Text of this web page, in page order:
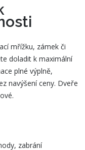
mřížku, zámek či
doladit k maximální
plné výplně,
navýšení ceny. Dveře
zabrání